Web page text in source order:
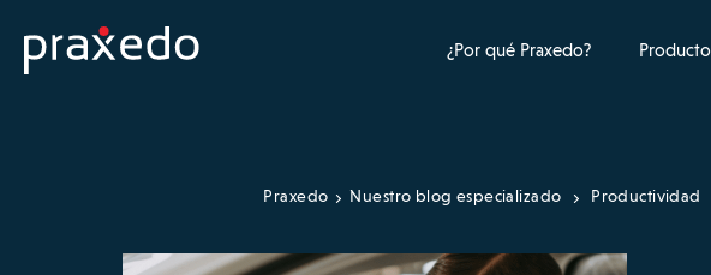
¿Por qué Praxedo? Producto
Praxedo Nuestro blog especializado Productividad